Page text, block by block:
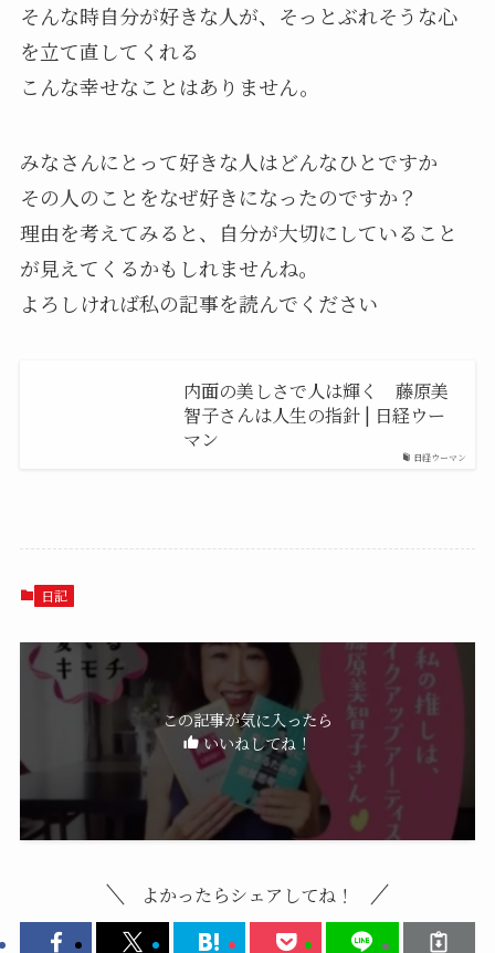
そんな時自分が好きな人が、そっとぶれそうな心
を立て直してくれる
こんな幸せなことはありません。
みなさんにとって好きな人はどんなひとですか
その人のことをなぜ好きになったのですか？
理由を考えてみると、自分が大切にしていること
が見えてくるかもしれませんね。
よろしければ私の記事を読んでください
日経ウーマン
内面の美しさで人は輝く 藤原美
智子さんは人生の指針 | 日経ウー
マン
日記
この記事が気に入ったら
いいねしてね！
よかったらシェアしてね！